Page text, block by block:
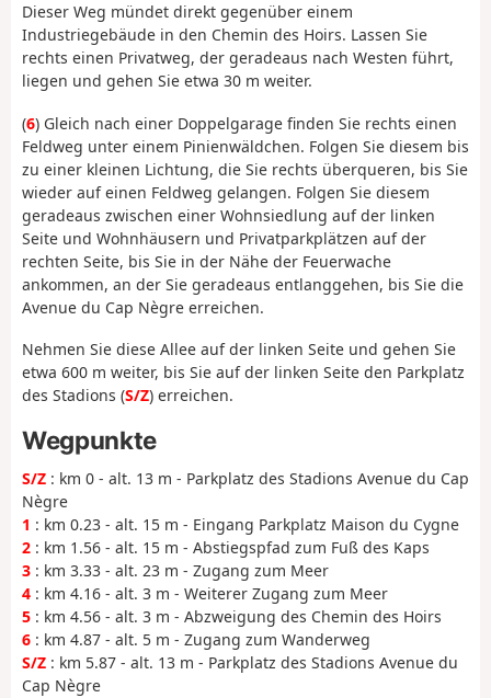
Dieser Weg mündet direkt gegenüber einem
Industriegebäude in den Chemin des Hoirs. Lassen Sie
rechts einen Privatweg, der geradeaus nach Westen führt,
liegen und gehen Sie etwa 30 m weiter.
(6) Gleich nach einer Doppelgarage finden Sie rechts einen
Feldweg unter einem Pinienwäldchen. Folgen Sie diesem bis
zu einer kleinen Lichtung, die Sie rechts überqueren, bis Sie
wieder auf einen Feldweg gelangen. Folgen Sie diesem
geradeaus zwischen einer Wohnsiedlung auf der linken
Seite und Wohnhäusern und Privatparkplätzen auf der
rechten Seite, bis Sie in der Nähe der Feuerwache
ankommen, an der Sie geradeaus entlanggehen, bis Sie die
Avenue du Cap Nègre erreichen.
Nehmen Sie diese Allee auf der linken Seite und gehen Sie
etwa 600 m weiter, bis Sie auf der linken Seite den Parkplatz
des Stadions (S/Z) erreichen.
Wegpunkte
S/Z : km 0 - alt. 13 m - Parkplatz des Stadions Avenue du Cap
Nègre
1 : km 0.23 - alt. 15 m - Eingang Parkplatz Maison du Cygne
2 : km 1.56 - alt. 15 m - Abstiegspfad zum Fuß des Kaps
3 : km 3.33 - alt. 23 m - Zugang zum Meer
4 : km 4.16 - alt. 3 m - Weiterer Zugang zum Meer
5 : km 4.56 - alt. 3 m - Abzweigung des Chemin des Hoirs
6 : km 4.87 - alt. 5 m - Zugang zum Wanderweg
S/Z : km 5.87 - alt. 13 m - Parkplatz des Stadions Avenue du
Cap Nègre